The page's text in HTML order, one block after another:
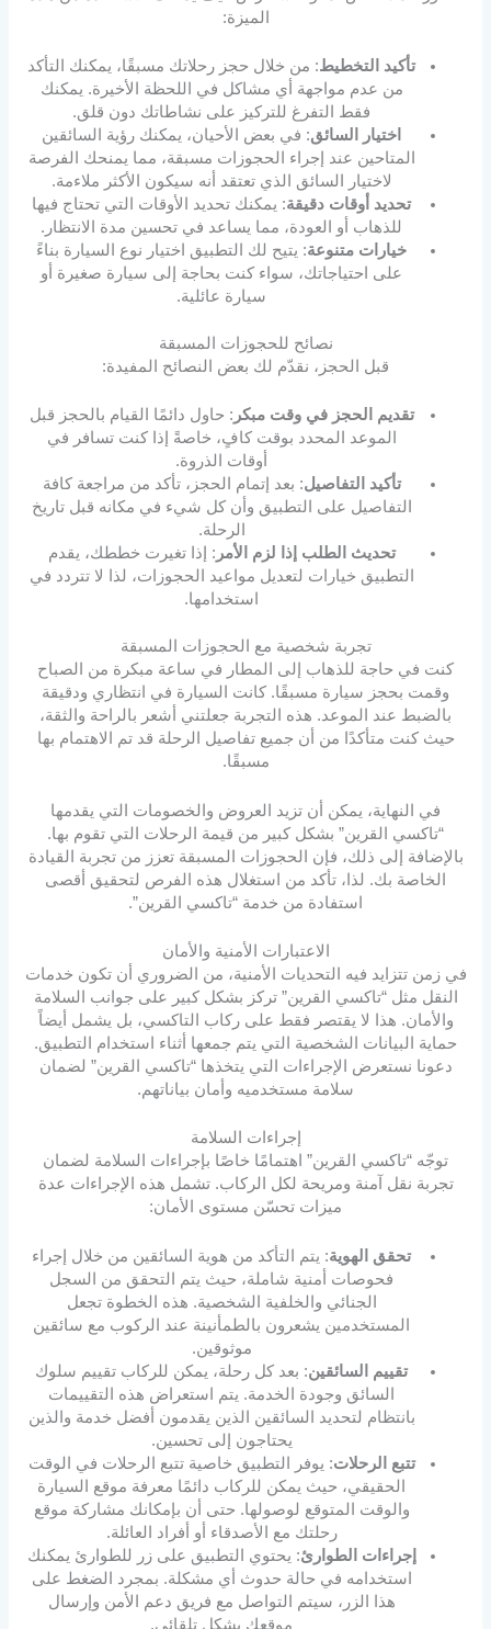
الميزة:
تأكيد التخطيط: من خلال حجز رحلاتك مسبقًا، يمكنك التأكد
من عدم مواجهة أي مشاكل في اللحظة الأخيرة. يمكنك
فقط التفرغ للتركيز على نشاطاتك دون قلق.
اختيار السائق: في بعض الأحيان، يمكنك رؤية السائقين
المتاحين عند إجراء الحجوزات مسبقة، مما يمنحك الفرصة
لاختيار السائق الذي تعتقد أنه سيكون الأكثر ملاءمة.
تحديد أوقات دقيقة: يمكنك تحديد الأوقات التي تحتاج فيها
للذهاب أو العودة، مما يساعد في تحسين مدة الانتظار.
خيارات متنوعة: يتيح لك التطبيق اختيار نوع السيارة بناءً
على احتياجاتك، سواء كنت بحاجة إلى سيارة صغيرة أو
سيارة عائلية.
نصائح للحجوزات المسبقة
قبل الحجز، نقدّم لك بعض النصائح المفيدة:
تقديم الحجز في وقت مبكر : حاول دائمًا القيام بالحجز قبل
الموعد المحدد بوقت كافٍ، خاصةً إذا كنت تسافر في
أوقات الذروة.
تأكيد التفاصيل: بعد إتمام الحجز، تأكد من مراجعة كافة
التفاصيل على التطبيق وأن كل شيء في مكانه قبل تاريخ
الرحلة.
تحديث الطلب إذا لزم الأمر : إذا تغيرت خططك، يقدم
التطبيق خيارات لتعديل مواعيد الحجوزات، لذا لا تتردد في
استخدامها.
تجربة شخصية مع الحجوزات المسبقة
كنت في حاجة للذهاب إلى المطار في ساعة مبكرة من الصباح
وقمت بحجز سيارة مسبقًا. كانت السيارة في انتظاري ودقيقة
بالضبط عند الموعد. هذه التجربة جعلتني أشعر بالراحة والثقة،
حيث كنت متأكدًا من أن جميع تفاصيل الرحلة قد تم الاهتمام بها
مسبقًا.
في النهاية، يمكن أن تزيد العروض والخصومات التي يقدمها
“تاكسي القرين” بشكل كبير من قيمة الرحلات التي تقوم بها.
بالإضافة إلى ذلك، فإن الحجوزات المسبقة تعزز من تجربة القيادة
الخاصة بك. لذا، تأكد من استغلال هذه الفرص لتحقيق أقصى
استفادة من خدمة “تاكسي القرين”.
الاعتبارات الأمنية والأمان
في زمن تتزايد فيه التحديات الأمنية، من الضروري أن تكون خدمات
النقل مثل “تاكسي القرين” تركز بشكل كبير على جوانب السلامة
والأمان. هذا لا يقتصر فقط على ركاب التاكسي، بل يشمل أيضاً
حماية البيانات الشخصية التي يتم جمعها أثناء استخدام التطبيق.
دعونا نستعرض الإجراءات التي يتخذها “تاكسي القرين” لضمان
سلامة مستخدميه وأمان بياناتهم.
إجراءات السلامة
توجّه “تاكسي القرين” اهتمامًا خاصًا بإجراءات السلامة لضمان
تجربة نقل آمنة ومريحة لكل الركاب. تشمل هذه الإجراءات عدة
ميزات تحسّن مستوى الأمان:
تحقق الهوية: يتم التأكد من هوية السائقين من خلال إجراء
فحوصات أمنية شاملة، حيث يتم التحقق من السجل
الجنائي والخلفية الشخصية. هذه الخطوة تجعل
المستخدمين يشعرون بالطمأنينة عند الركوب مع سائقين
موثوقين.
تقييم السائقين: بعد كل رحلة، يمكن للركاب تقييم سلوك
السائق وجودة الخدمة. يتم استعراض هذه التقييمات
بانتظام لتحديد السائقين الذين يقدمون أفضل خدمة والذين
يحتاجون إلى تحسين.
تتبع الرحلات: يوفر التطبيق خاصية تتبع الرحلات في الوقت
الحقيقي، حيث يمكن للركاب دائمًا معرفة موقع السيارة
والوقت المتوقع لوصولها. حتى أن بإمكانك مشاركة موقع
رحلتك مع الأصدقاء أو أفراد العائلة.
إجراءات الطوارئ: يحتوي التطبيق على زر للطوارئ يمكنك
استخدامه في حالة حدوث أي مشكلة. بمجرد الضغط على
هذا الزر، سيتم التواصل مع فريق دعم الأمن وإرسال
موقعك بشكل تلقائي.